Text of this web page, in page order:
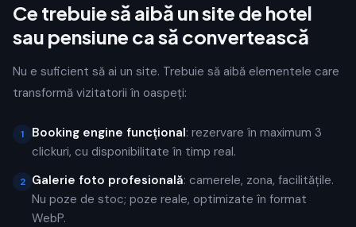
Ce trebuie să aibă un site de hotel
sau pensiune ca să convertească
Nu e suficient să ai un site. Trebuie să aibă elementele care
transformă vizitatorii în oaspeți:
1 Booking engine funcțional: rezervare în maximum 3
clickuri, cu disponibilitate în timp real.
2 Galerie foto profesională: camerele, zona, facilitățile.
Nu poze de stoc; poze reale, optimizate în format
WebP.